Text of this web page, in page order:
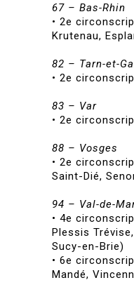
67 – Bas-Rhin
• 2e
Krutenau,
82 – Tarn-et-
• 2e
83 – Var
• 2e
88 – Vosges
• 2e
Saint-Dié,
94 – Val-de-
• 4e
Plessis
Sucy-en-Brie)
• 6e
Mandé,